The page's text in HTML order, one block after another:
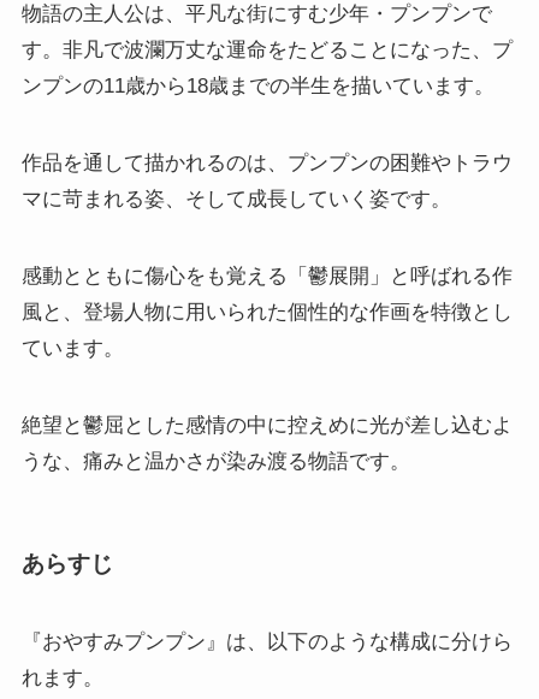
物語の主人公は、平凡な街にすむ少年・プンプンで
す。非凡で波瀾万丈な運命をたどることになった、プ
ンプンの11歳から18歳までの半生を描いています。
作品を通して描かれるのは、プンプンの困難やトラウ
マに苛まれる姿、そして成長していく姿です。
感動とともに傷心をも覚える「鬱展開」と呼ばれる作
風と、登場人物に用いられた個性的な作画を特徴とし
ています。
絶望と鬱屈とした感情の中に控えめに光が差し込むよ
うな、痛みと温かさが染み渡る物語です。
あらすじ
『おやすみプンプン』は、以下のような構成に分けら
れます。